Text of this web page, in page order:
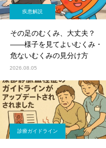
疾患解説
その足のむくみ、大丈夫？
――様子を見てよいむくみ・
危ないむくみの見分け方
2026.08.05
診療ガイドライン